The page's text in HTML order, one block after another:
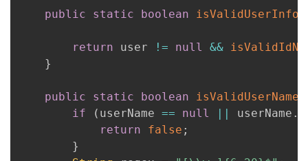
public static boolean isValidUserInfo
return user != null &&
}
public static boolean isValidUserName
if
( userName == null || userName .
return
false ;
}